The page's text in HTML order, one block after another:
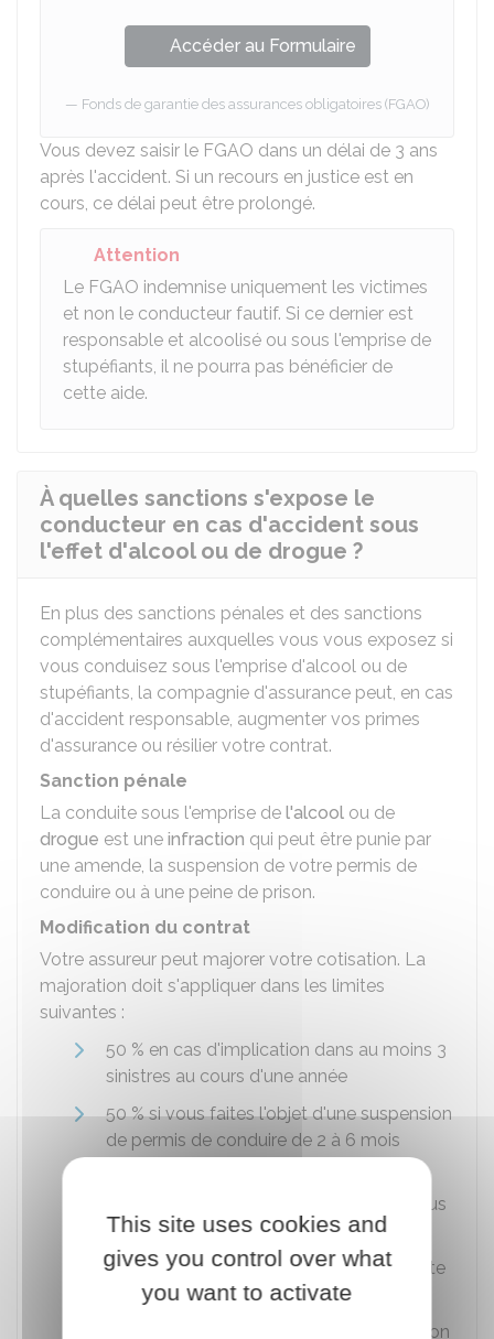
Accéder au Formulaire
Fonds de garantie des assurances obligatoires (FGAO)
Vous devez saisir le FGAO dans un délai de 3 ans
après l'accident. Si un recours en justice est en
cours, ce délai peut être prolongé.
Attention
Le FGAO indemnise uniquement les victimes
et non le conducteur fautif. Si ce dernier est
responsable et alcoolisé ou sous l'emprise de
stupéfiants, il ne pourra pas bénéficier de
cette aide.
À quelles sanctions s'expose le
conducteur en cas d'accident sous
l'effet d'alcool ou de drogue ?
En plus des sanctions pénales et des sanctions
complémentaires auxquelles vous vous exposez si
vous conduisez sous l'emprise d'alcool ou de
stupéfiants, la compagnie d'assurance peut, en cas
d'accident responsable, augmenter vos primes
d'assurance ou résilier votre contrat.
Sanction pénale
La conduite sous l'emprise de l'alcool ou de
drogue est une infraction qui peut être punie par
une amende, la suspension de votre permis de
conduire ou à une peine de prison.
Modification du contrat
Votre assureur peut majorer votre cotisation. La
majoration doit s'appliquer dans les limites
suivantes :
50 % en cas d'implication dans au moins 3
sinistres au cours d'une année
50 % si vous faites l'objet d'une suspension
de permis de conduire de 2 à 6 mois
suspension de permis de conduire de plus
de 6 mois
100 % si vous commettez un délit de fuite
150 % s'il n'y a pas d'autres infractions
sanctionnées en plus de la consommation
This site uses cookies and
gives you control over what
you want to activate